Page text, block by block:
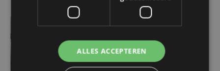
Matthieu Bonne wil
opnieuw wereldrecord
oceanswim verbreken:
ALLES ACCEPTEREN